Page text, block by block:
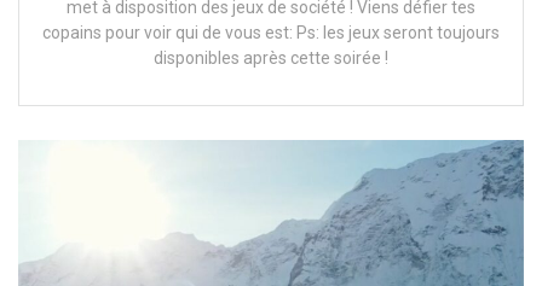
met à disposition des jeux de société ! Viens défier tes
copains pour voir qui de vous est: Ps: les jeux seront toujours
disponibles après cette soirée !